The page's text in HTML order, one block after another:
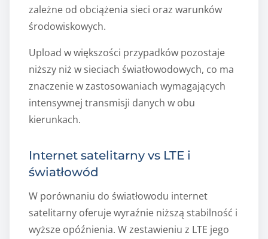
zależne od obciążenia sieci oraz warunków
środowiskowych.
Upload w większości przypadków pozostaje
niższy niż w sieciach światłowodowych, co ma
znaczenie w zastosowaniach wymagających
intensywnej transmisji danych w obu
kierunkach.
Internet satelitarny vs LTE i
światłowód
W porównaniu do światłowodu internet
satelitarny oferuje wyraźnie niższą stabilność i
wyższe opóźnienia. W zestawieniu z LTE jego